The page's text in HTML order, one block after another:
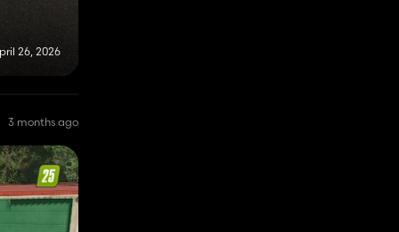
26, 2026
3 months ago